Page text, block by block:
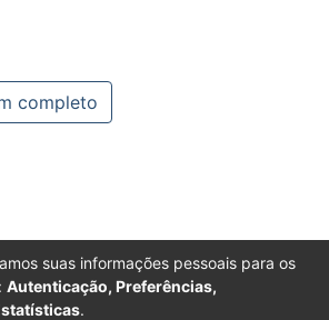
completo
suas informações pessoais para os
Autenticação, Preferências,
.